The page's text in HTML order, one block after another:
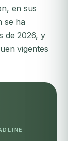
en sus
se ha
de 2026, y
vigentes